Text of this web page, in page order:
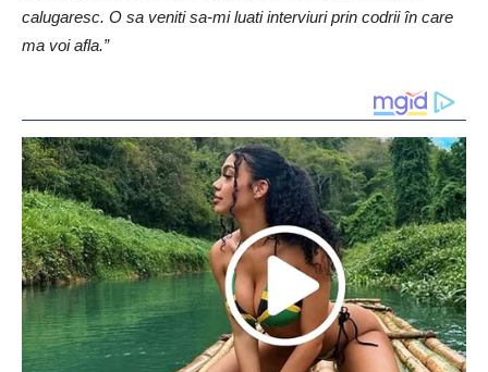
calugaresc. O sa veniti sa-mi luati interviuri prin codrii în care
ma voi afla.”